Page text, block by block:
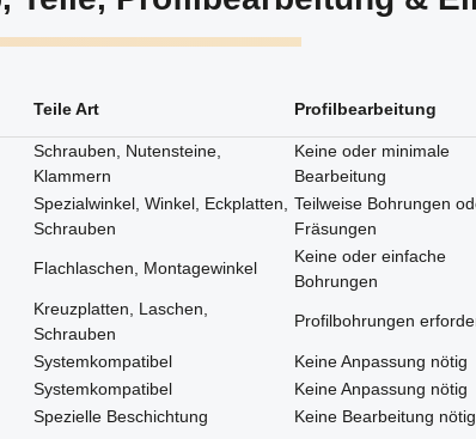
Verbindung zwischen
erforderlich ist. Ideal für
Teile Art Profilbearbeitung
Schrauben, Nutensteine,
Klammern
Keine oder minimale
Bearbeitung
Spezialwinkel, Winkel, Eckplatten,
Schrauben
Teilweise Bohrungen
Fräsungen
Flachlaschen, Montagewinkel
Keine oder einfache
Bohrungen
Kreuzplatten, Laschen,
Schrauben
Profilbohrungen
Systemkompatibel Keine Anpassung nötig
Systemkompatibel Keine Anpassung nötig
Spezielle Beschichtung Keine Bearbeitung nötig